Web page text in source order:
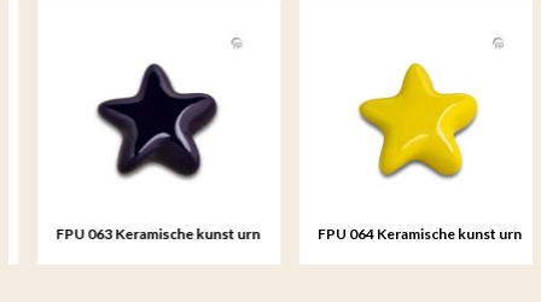
FPU 063 Keramische kunst urn
FPU 064 Keramische kunst urn